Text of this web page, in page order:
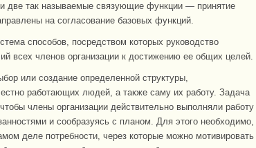
две так называемые связующие функции — принятие
на согласование базовых функций.
способов, посредством которых руководство
всех членов организации к достижению ее общих целей.
или создание определенной структуры,
работающих людей, а также саму их работу. Задача
члены организации действительно выполняли работу
и сообразуясь с планом. Для этого необходимо,
деле потребности, через которые можно мотивировать